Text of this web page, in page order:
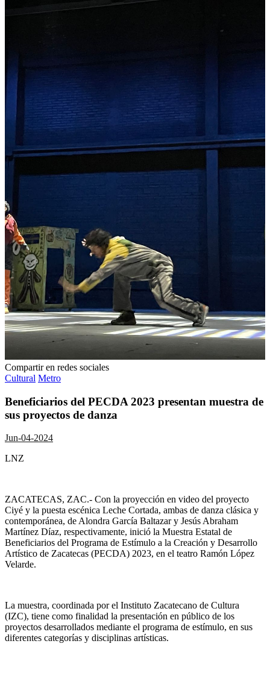
Compartir en redes sociales
Cultural Metro
Beneficiarios del PECDA 2023 presentan muestra de
sus proyectos de danza
Jun-04-2024
LNZ
ZACATECAS, ZAC.- Con la proyección en video del proyecto
Ciyé y la puesta escénica Leche Cortada, ambas de danza clásica y
contemporánea, de Alondra García Baltazar y Jesús Abraham
Martínez Díaz, respectivamente, inició la Muestra Estatal de
Beneficiarios del Programa de Estímulo a la Creación y Desarrollo
Artístico de Zacatecas (PECDA) 2023, en el teatro Ramón López
Velarde.
La muestra, coordinada por el Instituto Zacatecano de Cultura
(IZC), tiene como finalidad la presentación en público de los
proyectos desarrollados mediante el programa de estímulo, en sus
diferentes categorías y disciplinas artísticas.